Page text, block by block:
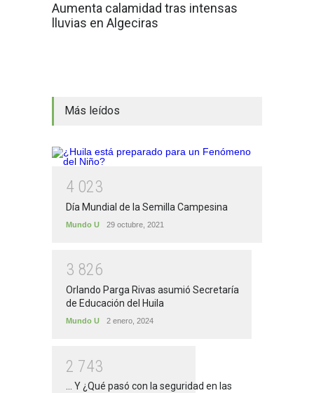
Aumenta calamidad tras intensas
lluvias en Algeciras
Más leídos
4 023
Día Mundial de la Semilla Campesina
Mundo U 29 octubre, 2021
3 826
Orlando Parga Rivas asumió Secretaría
de Educación del Huila
Mundo U 2 enero, 2024
2 743
... Y ¿Qué pasó con la seguridad en las